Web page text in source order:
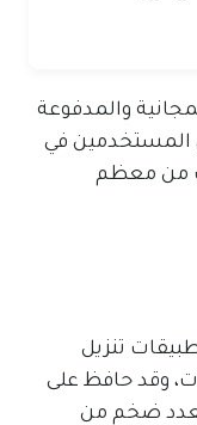
والمدفوعة
المستخدمين في
من معظم
تنزيل
وقد حافظ على
دعمه لعدد ضخم من